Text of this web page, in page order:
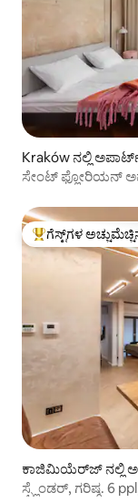
Kraków ನಲ್ಲಿ
ಸೇಂಟ್ ಫ್ಲೋರಿಯನ್
ಗೆಸ್ಟ್‌ಗಳಿಗೆ ಅತಿ ಹೆಚ್ಚು
ಗೆಸ್ಟ್‌ಗಳ
ಕಾಜಿಮಿಯೆರ್‌ಜ್ ನಲ್ಲಿ
ಸ್ಪ್ಲೆಂಡರ್, ಗರಿಷ್ಠ. 6